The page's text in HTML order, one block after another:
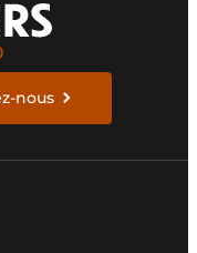
nous